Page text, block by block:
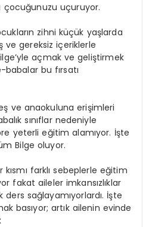
çocuğunuzu uçuruyor.
zihni küçük yaşlarda
ve gereksiz içeriklerle
açmak ve geliştirmek
bu fırsatı
ve anaokuluna erişimleri
sınıflar nedeniyle
yeterli eğitim alamıyor. İşte
Bilge oluyor.
farklı sebeplerle eğitim
fakat aileler imkansızlıklar
sağlayamıyorlardı. İşte
basıyor; artık ailenin evinde